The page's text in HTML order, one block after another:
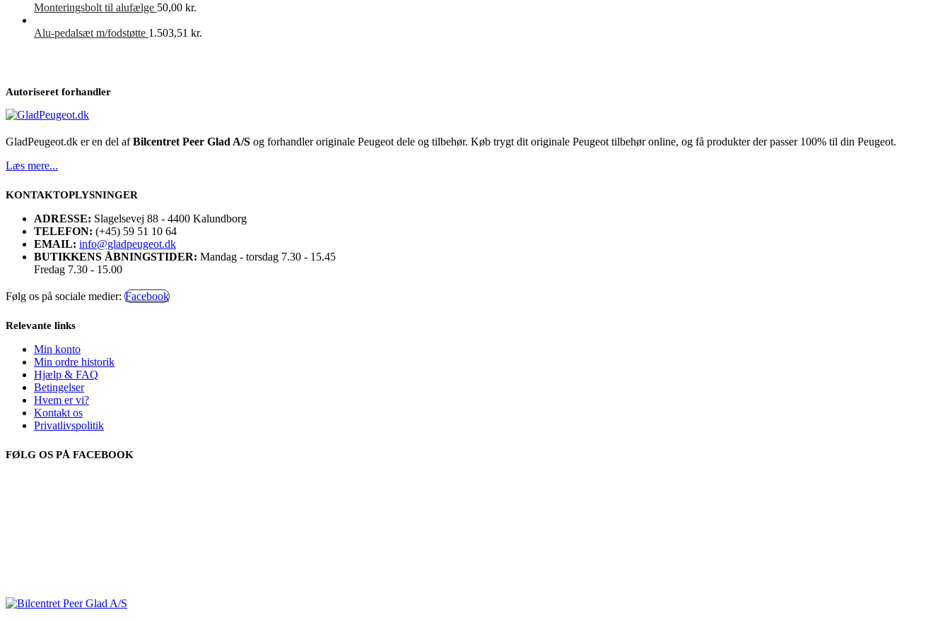
Monteringsbolt til alufælge 50,00 kr.
Alu-pedalsæt m/fodstøtte 1.503,51 kr.
Autoriseret forhandler
GladPeugeot.dk er en del afBilcentret Peer Glad A/S og forhandler originale Peugeot dele og tilbehør. Køb trygt dit originale Peugeot tilbehør online, og få produkter der passer 100% til din Peugeot.
Læs mere...
KONTAKTOPLYSNINGER
ADRESSE: Slagelsevej 88 - 4400 Kalundborg
TELEFON: (+45) 59 51 10 64
EMAIL: info@gladpeugeot.dk
BUTIKKENS ÅBNINGSTIDER: Mandag - torsdag 7.30 - 15.45
Fredag 7.30 - 15.00
Følg os på sociale medier: Facebook
Relevante links
Min konto
Min ordre historik
Hjælp & FAQ
Betingelser
Hvem er vi?
Kontakt os
Privatlivspolitik
FØLG OS PÅ FACEBOOK